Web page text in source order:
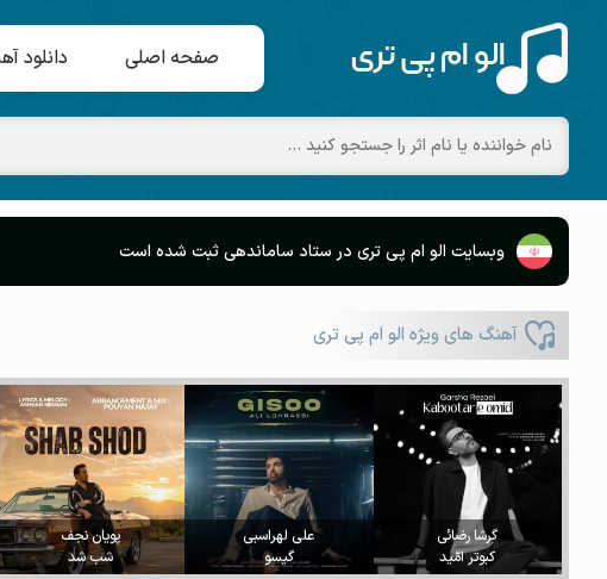
صفحه اصلی دانلود
وبسایت الو ام پی تری در ستاد ساماندهی ثبت شده است
آهنگ های ویژه الو ام پی تری
گرشا رضائی
کبوتر امّید
علی لهراسبی
گیسو
پویان نجف
شب شد